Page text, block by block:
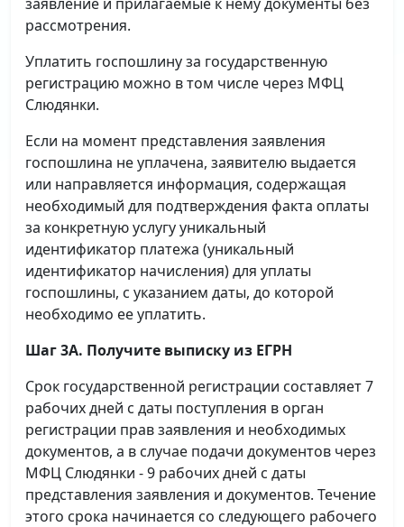
рассмотрения.
Уплатить госпошлину за государственную
регистрацию можно в том числе через МФЦ
Слюдянки.
Если на момент представления заявления
госпошлина не уплачена, заявителю выдается
или направляется информация, содержащая
необходимый для подтверждения факта оплаты
за конкретную услугу уникальный
идентификатор платежа (уникальный
идентификатор начисления) для уплаты
госпошлины, с указанием даты, до которой
необходимо ее уплатить.
Шаг 3А. Получите выписку из ЕГРН
Срок государственной регистрации составляет 7
рабочих дней с даты поступления в орган
регистрации прав заявления и необходимых
документов, а в случае подачи документов через
МФЦ Слюдянки - 9 рабочих дней с даты
представления заявления и документов. Течение
этого срока начинается со следующего рабочего